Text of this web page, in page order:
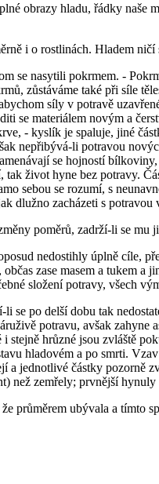
obrazy hladu, řádky naše
i o rostlinách. Hladem
se nasytili pokrmem. -
zůstáváme také při síle
síly v potravě
se materiálem novým a
- kyslík je spaluje, jiné
nepřibývá-li potravou
se hojností
život hyne bez potravy.
sebou se rozumí, s
dlužno zacházeti s potravou
poměrů, zadrží-li se
nedostihly úplně cíle,
zase masem a tukem
složení potravy, všech
po delší dobu tak
potravu, avšak
stejně hrůzné jsou zvláště
hladovém a po smrti.
jednotlivé částky
než zemřely; prvnější
průměrem ubývala a tímto